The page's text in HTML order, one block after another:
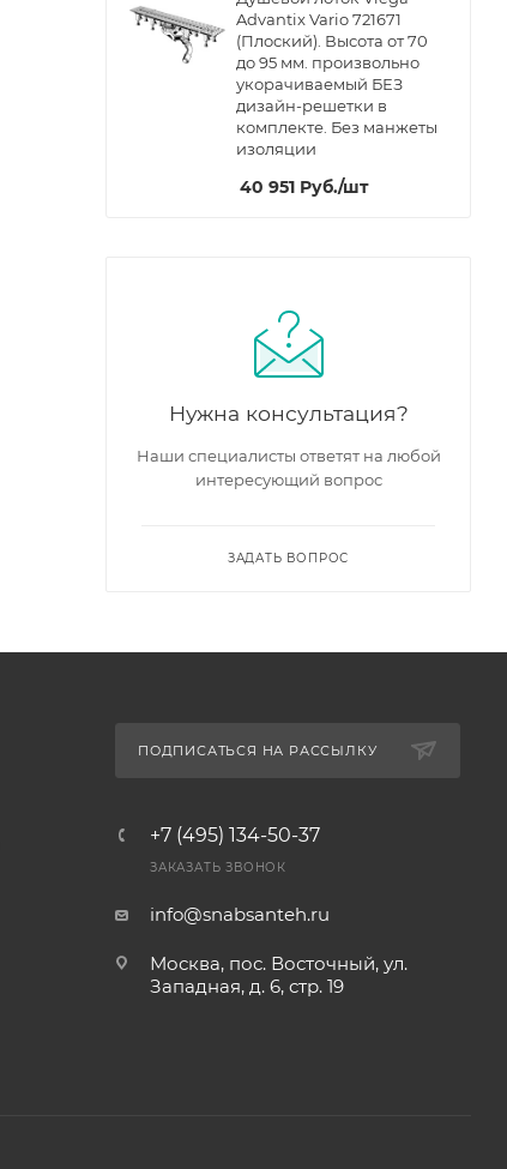
Advantix Vario 721671
(Плоский). Высота от 70
до 95 мм. произвольно
укорачиваемый БЕЗ
дизайн-решетки в
комплекте. Без манжеты
изоляции
40 951 Руб./шт
Нужна консультация?
Наши специалисты ответят на любой
интересующий вопрос
ЗАДАТЬ ВОПРОС
ПОДПИСАТЬСЯ НА РАССЫЛКУ
+7 (495) 134-50-37
ЗАКАЗАТЬ ЗВОНОК
info@snabsanteh.ru
Москва, пос. Восточный, ул.
Западная, д. 6, стр. 19